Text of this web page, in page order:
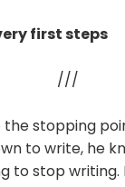
first steps
///
the stopping
to write, he
to stop